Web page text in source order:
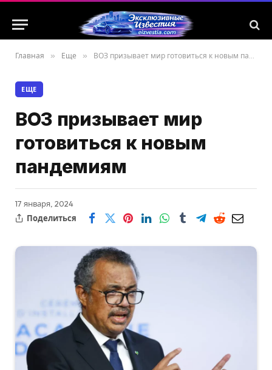
Главная » Еще » ВОЗ призывает мир готовиться к новым пандемиям
ЕЩЕ
ВОЗ призывает мир
готовиться к новым
пандемиям
17 января, 2024
Поделиться